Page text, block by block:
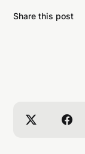
Share this post